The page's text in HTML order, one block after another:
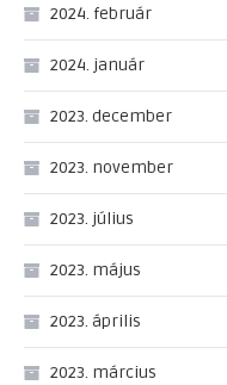
2024. február
2024. január
2023. december
2023. november
2023. július
2023. május
2023. április
2023. március